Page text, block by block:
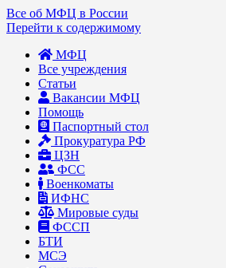
Все об МФЦ в России
Перейти к содержимому
МФЦ
Все учреждения
Статьи
Вакансии МФЦ
Помощь
Паспортный стол
Прокуратура РФ
ЦЗН
ФСС
Военкоматы
ИФНС
Мировые суды
ФССП
БТИ
МСЭ